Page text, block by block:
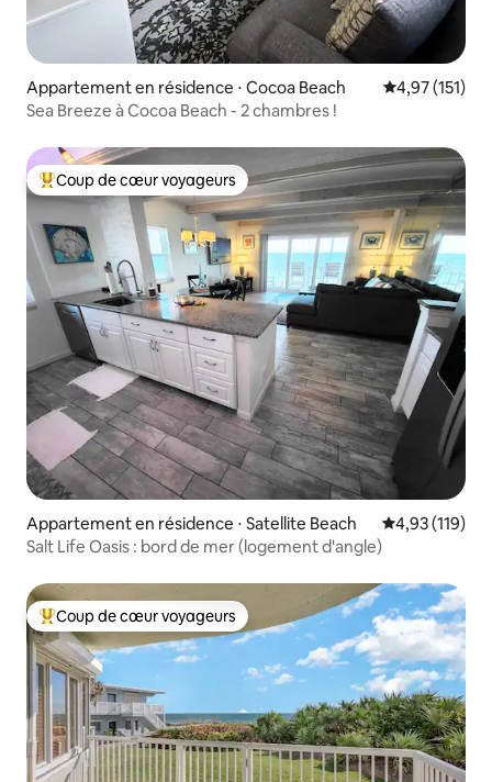
Appartement en résidence ⋅ Cocoa Beach Évaluation
4,97 (151)
Sea Breeze à Cocoa Beach - 2 chambres !
Coups de cœur voyageurs les plus appréciés
Coup de cœur voyageurs
Appartement en résidence ⋅ Satellite Beach Évaluation
4,93 (119)
Salt Life Oasis : bord de mer (logement d'angle)
Coups de cœur voyageurs les plus appréciés
Coup de cœur voyageurs